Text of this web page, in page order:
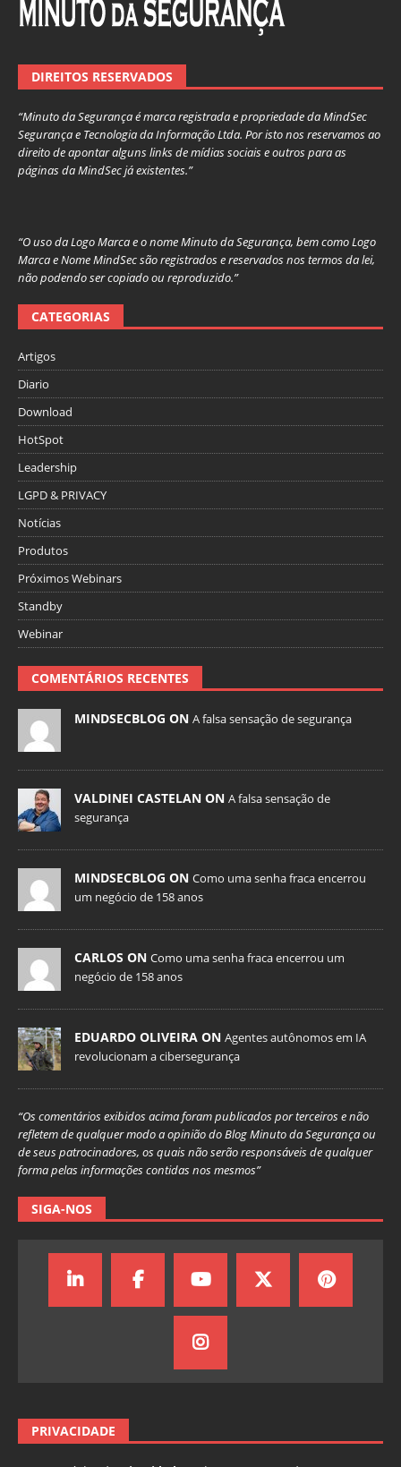
DIREITOS RESERVADOS
“Minuto da Segurança é marca registrada e propriedade da MindSec
Segurança e Tecnologia da Informação Ltda. Por isto nos reservamos ao
direito de apontar alguns links de mídias sociais e outros para as
páginas da MindSec já existentes.”
“O uso da Logo Marca e o nome Minuto da Segurança, bem como Logo
Marca e Nome MindSec são registrados e reservados nos termos da lei,
não podendo ser copiado ou reproduzido.”
CATEGORIAS
Artigos
Diario
Download
HotSpot
Leadership
LGPD & PRIVACY
Notícias
Produtos
Próximos Webinars
Standby
Webinar
COMENTÁRIOS RECENTES
MINDSECBLOG ON A falsa sensação de segurança
VALDINEI CASTELAN ON A falsa sensação de
segurança
MINDSECBLOG ON Como uma senha fraca encerrou
um negócio de 158 anos
CARLOS ON Como uma senha fraca encerrou um
negócio de 158 anos
EDUARDO OLIVEIRA ON Agentes autônomos em IA
revolucionam a cibersegurança
“Os comentários exibidos acima foram publicados por terceiros e não
refletem de qualquer modo a opinião do Blog Minuto da Segurança ou
de seus patrocinadores, os quais não serão responsáveis de qualquer
forma pelas informações contidas nos mesmos”
SIGA-NOS
PRIVACIDADE